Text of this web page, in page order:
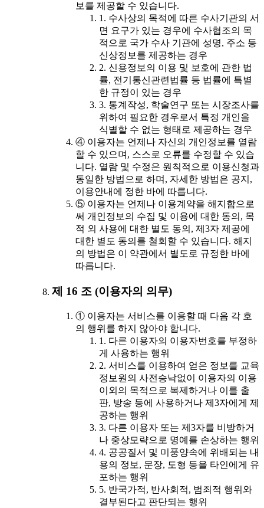
보를 제공할 수 있습니다.
1. 수사상의 목적에 따른 수사기관의 서
면 요구가 있는 경우에 수사협조의 목
적으로 국가 수사 기관에 성명, 주소 등
신상정보를 제공하는 경우
2. 신용정보의 이용 및 보호에 관한 법
률, 전기통신관련법률 등 법률에 특별
한 규정이 있는 경우
3. 통계작성, 학술연구 또는 시장조사를
위하여 필요한 경우로서 특정 개인을
식별할 수 없는 형태로 제공하는 경우
④ 이용자는 언제나 자신의 개인정보를 열람
할 수 있으며, 스스로 오류를 수정할 수 있습
니다. 열람 및 수정은 원칙적으로 이용신청과
동일한 방법으로 하며, 자세한 방법은 공지,
이용안내에 정한 바에 따릅니다.
⑤ 이용자는 언제나 이용계약을 해지함으로
써 개인정보의 수집 및 이용에 대한 동의, 목
적 외 사용에 대한 별도 동의, 제3자 제공에
대한 별도 동의를 철회할 수 있습니다. 해지
의 방법은 이 약관에서 별도로 규정한 바에
따릅니다.
제 16 조 (이용자의 의무)
① 이용자는 서비스를 이용할 때 다음 각 호
의 행위를 하지 않아야 합니다.
1. 다른 이용자의 이용자번호를 부정하
게 사용하는 행위
2. 서비스를 이용하여 얻은 정보를 교육
정보원의 사전승낙없이 이용자의 이용
이외의 목적으로 복제하거나 이를 출
판, 방송 등에 사용하거나 제3자에게 제
공하는 행위
3. 다른 이용자 또는 제3자를 비방하거
나 중상모략으로 명예를 손상하는 행위
4. 공공질서 및 미풍양속에 위배되는 내
용의 정보, 문장, 도형 등을 타인에게 유
포하는 행위
5. 반국가적, 반사회적, 범죄적 행위와
결부된다고 판단되는 행위